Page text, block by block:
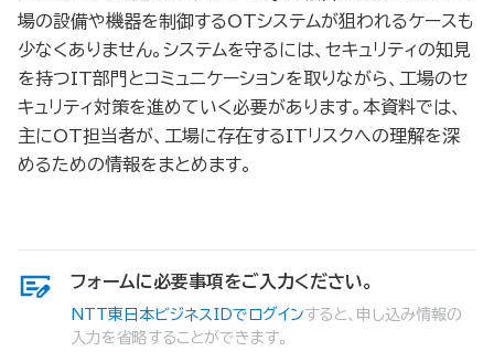
場の設備や機器を制御するOTシステムが狙われるケースも
少なくありません。システムを守るには、セキュリティの知見
を持つIT部門とコミュニケーションを取りながら、工場のセ
キュリティ対策を進めていく必要があります。本資料では、
主にOT担当者が、工場に存在するITリスクへの理解を深
めるための情報をまとめます。
フォームに必要事項をご入力ください。
NTT東日本ビジネスIDでログインすると、申し込み情報の
入力を省略することができます。